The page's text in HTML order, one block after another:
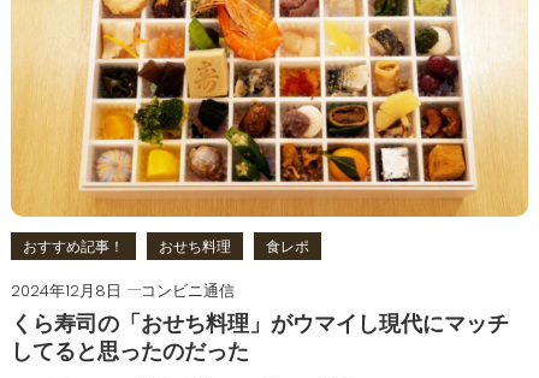
おすすめ記事！ おせち料理 食レポ
2024年12月8日
コンビニ通信
くら寿司の「おせち料理」がウマイし現代にマッチ
してると思ったのだった